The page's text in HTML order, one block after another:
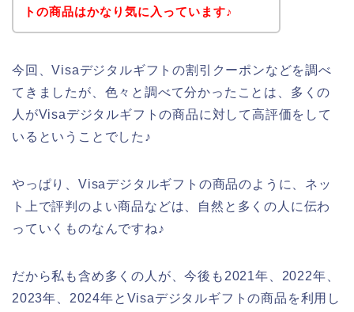
トの商品はかなり気に入っています♪
今回、Visaデジタルギフトの割引クーポンなどを調べ
てきましたが、色々と調べて分かったことは、多くの
人がVisaデジタルギフトの商品に対して高評価をして
いるということでした♪
やっぱり、Visaデジタルギフトの商品のように、ネッ
ト上で評判のよい商品などは、自然と多くの人に伝わ
っていくものなんですね♪
だから私も含め多くの人が、今後も2021年、2022年、
2023年、2024年とVisaデジタルギフトの商品を利用し